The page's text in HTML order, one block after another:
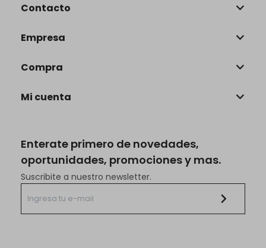
Enterate primero de novedades,
oportunidades, promociones y mas.
Suscribite a nuestro newsletter.
Contacto
Empresa
Compra
Mi cuenta